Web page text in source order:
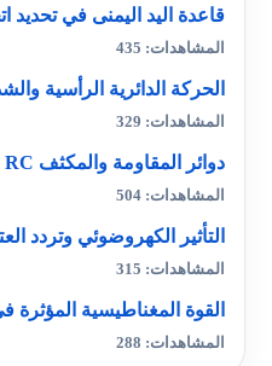
قاعدة اليد اليمنى في تحديد
المشاهدات: 435
الحركة الدائرية الرأسية
المشاهدات: 329
دوائر المقاومة والمكثف RC وشحن وتفريغ المكثفات
المشاهدات: 504
التأثير الكهروضوئي وتردد
المشاهدات: 315
القوة المغناطيسية
المشاهدات: 288